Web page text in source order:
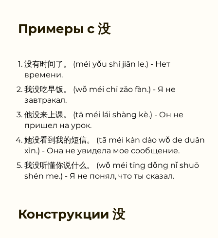
Примеры с 没
没有时间了。 (méi yǒu shí jiān le.) - Нет
времени.
我没吃早饭。 (wǒ méi chī zǎo fàn.) - Я не
завтракал.
他没来上课。 (tā méi lái shàng kè.) - Он не
пришел на урок.
她没看到我的短信。 (tā méi kàn dào wǒ de duǎn
xìn.) - Она не увидела мое сообщение.
我没听懂你说什么。 (wǒ méi tīng dǒng nǐ shuō
shén me.) - Я не понял, что ты сказал.
Конструкции 没